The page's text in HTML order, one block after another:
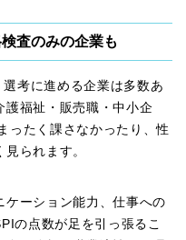
査のみの企業も
考に進める企業は多数あ
護福祉・販売職・中小企
ったく課さなかったり、性
られます。
ケーション能力、仕事への
の点数が足を引っ張るこ